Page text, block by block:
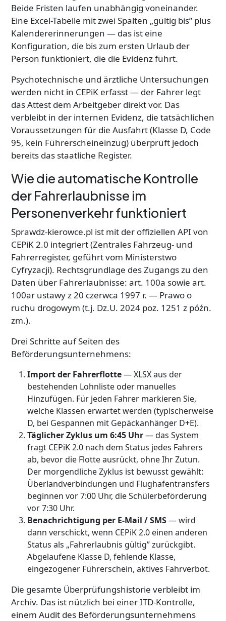
Beide Fristen laufen unabhängig voneinander.
Eine Excel-Tabelle mit zwei Spalten „gültig bis” plus
Kalendererinnerungen — das ist eine
Konfiguration, die bis zum ersten Urlaub der
Person funktioniert, die die Evidenz führt.
Psychotechnische und ärztliche Untersuchungen
werden nicht in CEPiK erfasst — der Fahrer legt
das Attest dem Arbeitgeber direkt vor. Das
verbleibt in der internen Evidenz, die tatsächlichen
Voraussetzungen für die Ausfahrt (Klasse D, Code
95, kein Führerscheineinzug) überprüft jedoch
bereits das staatliche Register.
Wie die automatische Kontrolle
der Fahrerlaubnisse im
Personenverkehr funktioniert
Sprawdz-kierowce.pl ist mit der offiziellen API von
CEPiK 2.0 integriert (Zentrales Fahrzeug- und
Fahrerregister, geführt vom Ministerstwo
Cyfryzacji). Rechtsgrundlage des Zugangs zu den
Daten über Fahrerlaubnisse: art. 100a sowie art.
100ar ustawy z 20 czerwca 1997 r. — Prawo o
ruchu drogowym (t.j. Dz.U. 2024 poz. 1251 z późn.
zm.).
Drei Schritte auf Seiten des
Beförderungsunternehmens:
Import der Fahrerflotte— XLSX aus der
bestehenden Lohnliste oder manuelles
Hinzufügen. Für jeden Fahrer markieren Sie,
welche Klassen erwartet werden (typischerweise
D, bei Gespannen mit Gepäckanhänger D+E).
Täglicher Zyklus um 6:45 Uhr— das System
fragt CEPiK 2.0 nach dem Status jedes Fahrers
ab, bevor die Flotte ausrückt, ohne Ihr Zutun.
Der morgendliche Zyklus ist bewusst gewählt:
Überlandverbindungen und Flughafentransfers
beginnen vor 7:00 Uhr, die Schülerbeförderung
vor 7:30 Uhr.
Benachrichtigung per E-Mail / SMS— wird
dann verschickt, wenn CEPiK 2.0 einen anderen
Status als „Fahrerlaubnis gültig” zurückgibt.
Abgelaufene Klasse D, fehlende Klasse,
eingezogener Führerschein, aktives Fahrverbot.
Die gesamte Überprüfungshistorie verbleibt im
Archiv. Das ist nützlich bei einer ITD-Kontrolle,
einem Audit des Beförderungsunternehmens